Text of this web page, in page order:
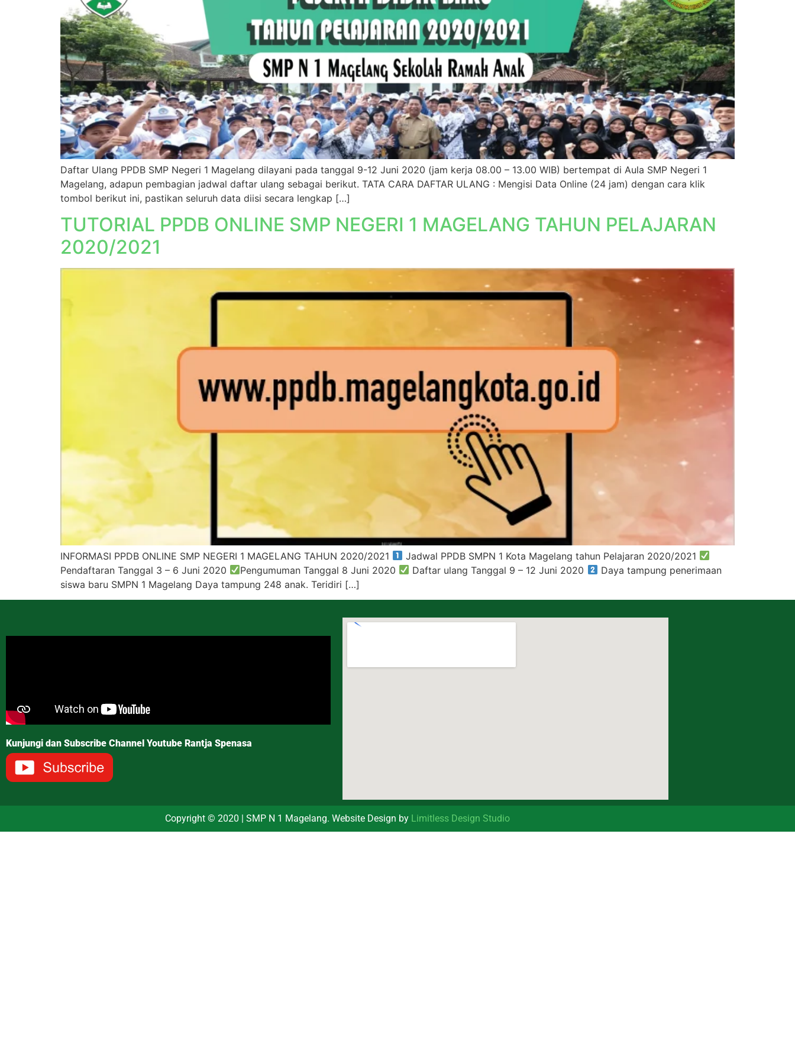
Daftar Ulang PPDB SMP Negeri 1 Magelang dilayani pada tanggal 9-12 Juni 2020 (jam kerja 08.00 – 13.00 WIB) bertempat di Aula SMP Negeri 1
Magelang, adapun pembagian jadwal daftar ulang sebagai berikut. TATA CARA DAFTAR ULANG : Mengisi Data Online (24 jam) dengan cara klik
tombol berikut ini, pastikan seluruh data diisi secara lengkap […]
TUTORIAL PPDB ONLINE SMP NEGERI 1 MAGELANG TAHUN PELAJARAN
2020/2021
INFORMASI PPDB ONLINE SMP NEGERI 1 MAGELANG TAHUN 2020/2021
Jadwal PPDB SMPN 1 Kota Magelang tahun Pelajaran 2020/2021
Pendaftaran Tanggal 3 – 6 Juni 2020
Pengumuman Tanggal 8 Juni 2020 Daftar ulang Tanggal 9 – 12 Juni 2020
Daya tampung penerimaan
siswa baru SMPN 1 Magelang Daya tampung 248 anak. Teridiri […]
Kunjungi dan Subscribe Channel Youtube Rantja Spenasa
Copyright © 2020 | SMP N 1 Magelang. Website Design by Limitless Design Studio